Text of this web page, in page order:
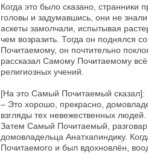
Когда это было сказано, странники
головы и задумавшись, они не
аскеты замолчали, испытывая
чем возразить. Тогда он поднялся
Почитаемому, он почтительно
рассказал Самому Почитаемому
религиозных учений.
[На это Самый Почитаемый сказал]:
– Это хорошо, прекрасно,
взгляды тех невежественных людей.
Затем Самый Почитаемый,
домовладельца Анатхапиндику.
Почитаемого и был вдохновлён,